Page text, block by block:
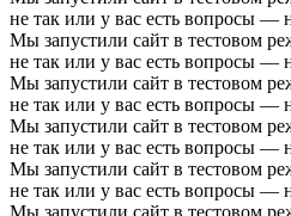
не так или у вас есть вопросы —
Мы запустили сайт в тестовом
не так или у вас есть вопросы —
Мы запустили сайт в тестовом
не так или у вас есть вопросы —
Мы запустили сайт в тестовом
не так или у вас есть вопросы —
Мы запустили сайт в тестовом
не так или у вас есть вопросы —
Мы запустили сайт в тестовом